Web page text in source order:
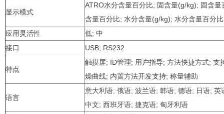
显示模式
ATRO水分含量百分比; 固含量(g/kg); 固含量
含量百分比; 水分含量(g/kg); 水分含量百分比
应用灵活性
低; 中
接口
USB; RS232
特点
触摸屏; ID管理; 用户指导; 方法快捷方式; 支
燥曲线; 内置方法开发支持; 称量辅助
语言
意大利语; 俄语; 波兰语; 韩语; 德语; 日语; 英
中文; 西班牙语; 捷克语; 匈牙利语